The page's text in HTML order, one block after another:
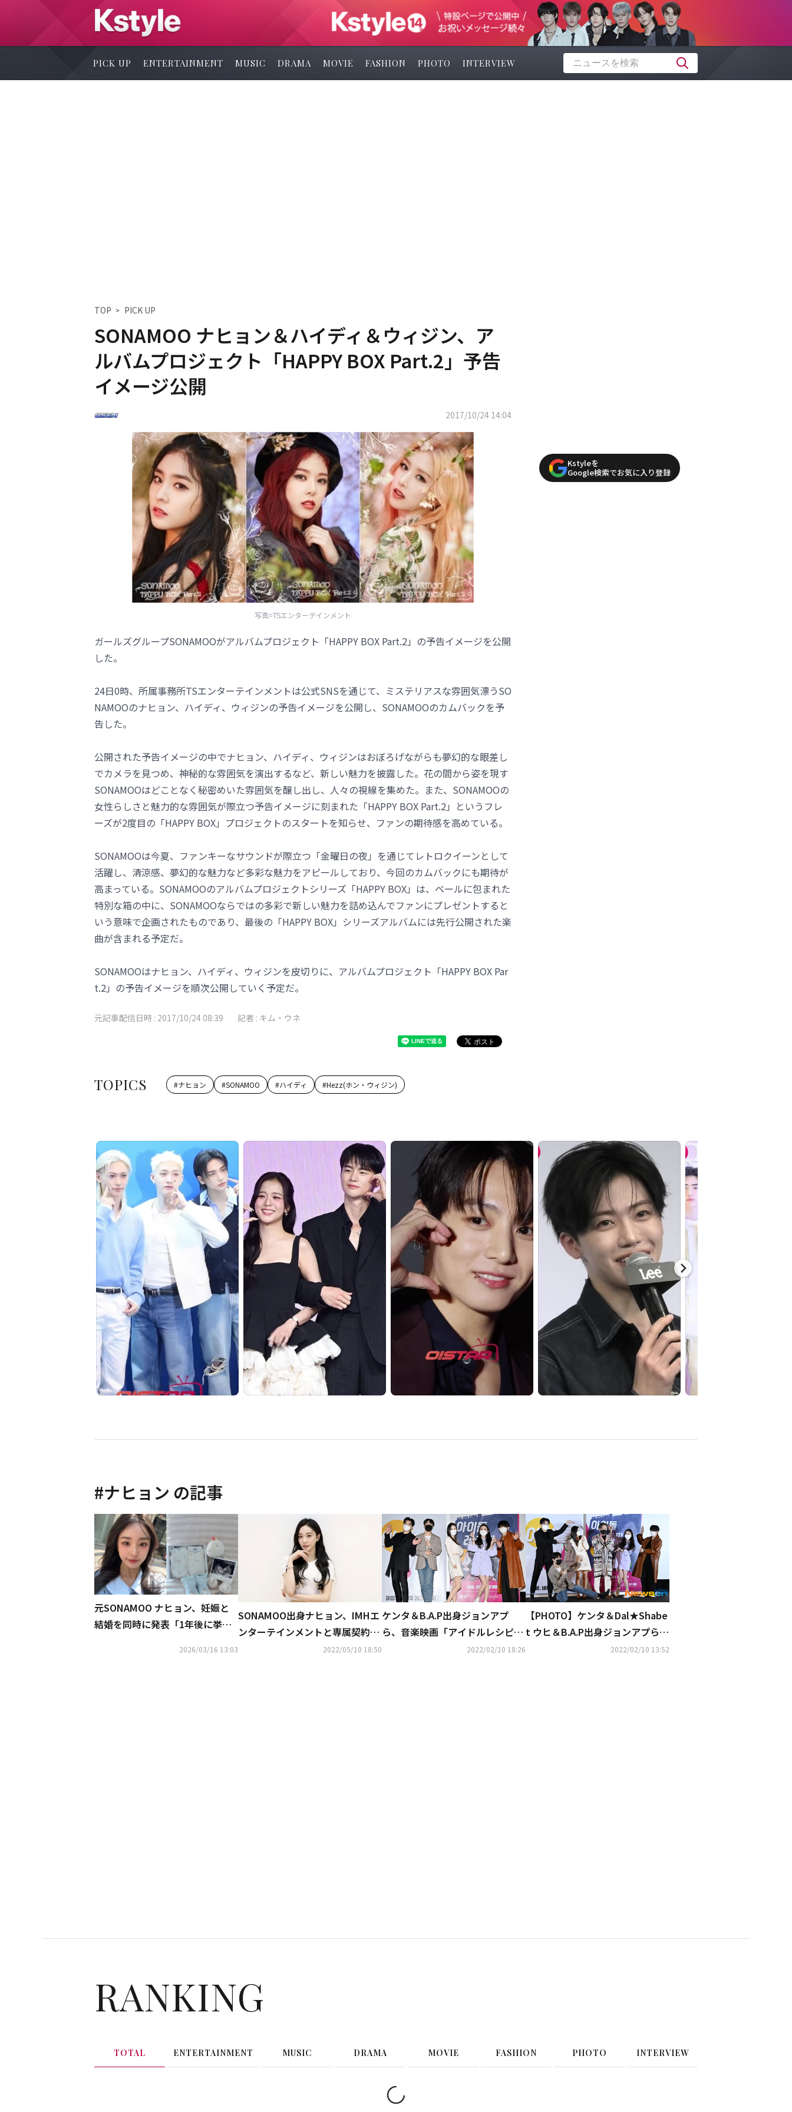
PICK UP ENTERTAINMENT MUSIC DRAMA MOVIE FASHION PHOTO INTERVIEW
TOP PICK UP
SONAMOO ナヒョン＆ハイディ＆ウィジン、ア
ルバムプロジェクト「HAPPY BOX Part.2」予告
イメージ公開
2017/10/24 14:04
写真=TSエンターテインメント
ガールズグループSONAMOOがアルバムプロジェクト「HAPPY BOX Part.2」の予告イメージを公開
した。
24日0時、所属事務所TSエンターテインメントは公式SNSを通じて、ミステリアスな雰囲気漂うSO
NAMOOのナヒョン、ハイディ、ウィジンの予告イメージを公開し、SONAMOOのカムバックを予
告した。
公開された予告イメージの中でナヒョン、ハイディ、ウィジンはおぼろげながらも夢幻的な眼差し
でカメラを見つめ、神秘的な雰囲気を演出するなど、新しい魅力を披露した。花の間から姿を現す
SONAMOOはどことなく秘密めいた雰囲気を醸し出し、人々の視線を集めた。また、SONAMOOの
女性らしさと魅力的な雰囲気が際立つ予告イメージに刻まれた「HAPPY BOX Part.2」というフレ
ーズが2度目の「HAPPY BOX」プロジェクトのスタートを知らせ、ファンの期待感を高めている。
SONAMOOは今夏、ファンキーなサウンドが際立つ「金曜日の夜」を通じてレトロクイーンとして
活躍し、清涼感、夢幻的な魅力など多彩な魅力をアピールしており、今回のカムバックにも期待が
高まっている。SONAMOOのアルバムプロジェクトシリーズ「HAPPY BOX」は、ベールに包まれた
特別な箱の中に、SONAMOOならではの多彩で新しい魅力を詰め込んでファンにプレゼントすると
いう意味で企画されたものであり、最後の「HAPPY BOX」シリーズアルバムには先行公開された楽
曲が含まれる予定だ。
SONAMOOはナヒョン、ハイディ、ウィジンを皮切りに、アルバムプロジェクト「HAPPY BOX Par
t.2」の予告イメージを順次公開していく予定だ。
元記事配信日時 : 2017/10/24 08:39 記者 : キム・ウネ
TOPICS #ナヒョン #SONAMOO #ハイディ #Hezz(ホン・ウィジン)
Kstyleを
Google検索でお気に入り登録
#ナヒョン の記事
元SONAMOO ナヒョン、妊娠と
結婚を同時に発表「1年後に挙式
2026/03/16 13:03
SONAMOO出身ナヒョン、IMHエ
ンターテインメントと専属契約を
締結…新グループで再デビューの
2022/05/10 18:50
ケンタ＆B.A.P出身ジョンアプ
ら、音楽映画「アイドルレシピ」
でスクリーンデビュー！“初挑戦
2022/02/10 18:26
【PHOTO】ケンタ＆Dal★Shabe
t ウヒ＆B.A.P出身ジョンアプら、
音楽映画「アイドルレシピ」マス
2022/02/10 13:52
RANKING
TOTAL ENTERTAINMENT MUSIC DRAMA MOVIE FASHION PHOTO INTERVIEW